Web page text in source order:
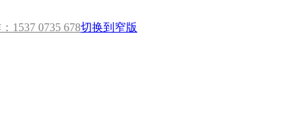
1537 0735 678切换到窄版